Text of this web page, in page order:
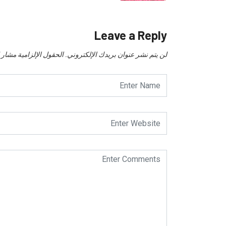
Leave a Reply
لن يتم نشر عنوان بريدك الإلكتروني. الحقول الإلزامية مشار